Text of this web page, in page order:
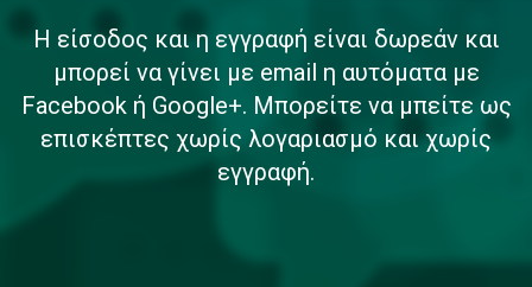
Η είσοδος και η εγγραφή είναι δωρεάν και
μπορεί να γίνει με email η αυτόματα με
Facebook ή Google+. Μπορείτε να μπείτε ως
επισκέπτες χωρίς λογαριασμό και χωρίς
εγγραφή.